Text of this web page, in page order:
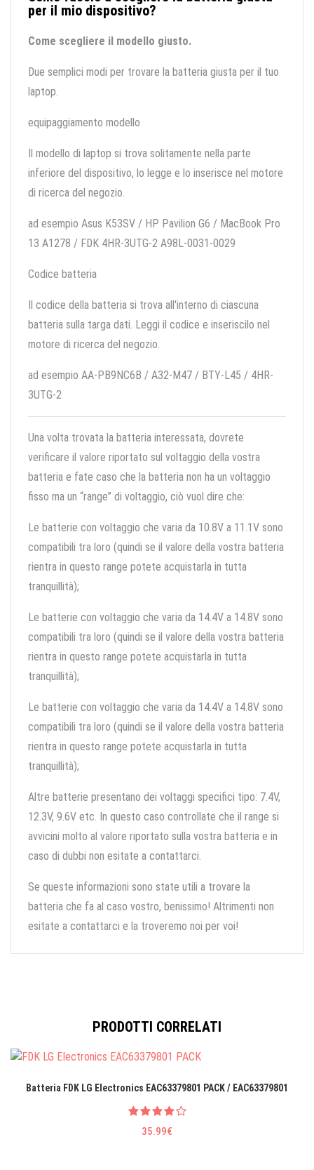
per il mio dispositivo?
Come scegliere il modello giusto.
Due semplici modi per trovare la batteria giusta per il tuo
laptop.
equipaggiamento modello
Il modello di laptop si trova solitamente nella parte
inferiore del dispositivo, lo legge e lo inserisce nel motore
di ricerca del negozio.
ad esempio Asus K53SV / HP Pavilion G6 / MacBook Pro
13 A1278 / FDK 4HR-3UTG-2 A98L-0031-0029
Codice batteria
Il codice della batteria si trova all'interno di ciascuna
batteria sulla targa dati. Leggi il codice e inseriscilo nel
motore di ricerca del negozio.
ad esempio AA-PB9NC6B / A32-M47 / BTY-L45 / 4HR-
3UTG-2
Una volta trovata la batteria interessata, dovrete
verificare il valore riportato sul voltaggio della vostra
batteria e fate caso che la batteria non ha un voltaggio
fisso ma un “range” di voltaggio, ciò vuol dire che:
Le batterie con voltaggio che varia da 10.8V a 11.1V sono
compatibili tra loro (quindi se il valore della vostra batteria
rientra in questo range potete acquistarla in tutta
tranquillità);
Le batterie con voltaggio che varia da 14.4V a 14.8V sono
compatibili tra loro (quindi se il valore della vostra batteria
rientra in questo range potete acquistarla in tutta
tranquillità);
Le batterie con voltaggio che varia da 14.4V a 14.8V sono
compatibili tra loro (quindi se il valore della vostra batteria
rientra in questo range potete acquistarla in tutta
tranquillità);
Altre batterie presentano dei voltaggi specifici tipo: 7.4V,
12.3V, 9.6V etc. In questo caso controllate che il range si
avvicini molto al valore riportato sulla vostra batteria e in
caso di dubbi non esitate a contattarci.
Se queste informazioni sono state utili a trovare la
batteria che fa al caso vostro, benissimo! Altrimenti non
esitate a contattarci e la troveremo noi per voi!
PRODOTTI CORRELATI
Batteria FDK LG EIectronics EAC63379801 PACK / EAC63379801
35.99€